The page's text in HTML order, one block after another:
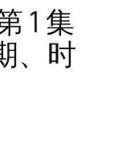
1 集
、时